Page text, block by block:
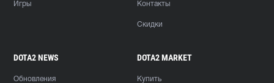
Игры Контакты
Скидки
DOTA2 NEWS
Обновления
DOTA2 MARKET
Купить